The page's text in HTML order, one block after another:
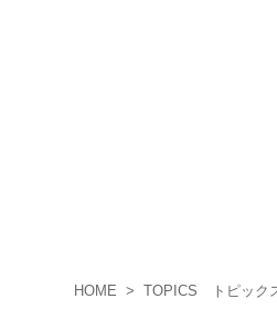
HOME TOPICS トピック